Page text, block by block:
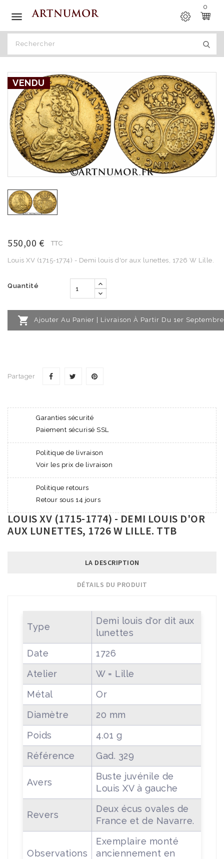

0
VENDU
550,00 € TTC
Louis XV (1715-1774) - Demi louis d'or aux lunettes, 1726 W Lille.
Quantité
 Ajouter Au Panier | Livraison À Partir Du 1er Septembre
Partager
Garanties sécurité
Paiement sécurisé SSL
Politique de livraison
Voir les prix de livraison
Politique retours
Retour sous 14 jours
LOUIS XV (1715-1774) - DEMI LOUIS D'OR
AUX LUNETTES, 1726 W LILLE. TTB
LA DESCRIPTION
DÉTAILS DU PRODUIT
Type
Demi louis d'or dit aux
lunettes
Date
1726
Atelier
W = Lille
Métal
Or
Diamètre
20 mm
Poids
4.01 g
Référence
Gad. 329
Avers
Buste juvénile de
Louis XV à gauche
Revers
Deux écus ovales de
France et de Navarre.
Observations
Exemplaire monté
anciennement en